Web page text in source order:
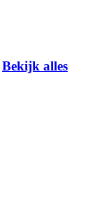
Bekijk alles